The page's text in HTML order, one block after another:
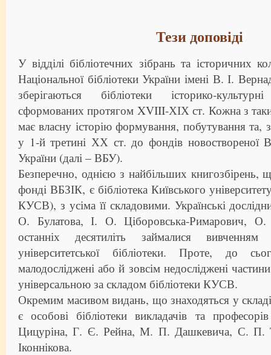
Тези доповіді
У відділі бібліотечних зібрань та історичних
Національної бібліотеки України імені В. І.
зберігаються бібліотеки історико-
сформованих протягом XVIII-ХІХ ст. Кожна з
має власну історію формування, побутування
у 1-й третині ХХ ст. до фондів новоствореної
України (далі – ВБУ).
Безперечно, однією з найбільших книгозбірень,
фонді ВБЗІК, є бібліотека Київського
КУСВ), з усіма її складовими. Українські
О. Булатова, І. О. Ціборовська-Римарович,
останніх десятиліть займалися
університетської бібліотеки. Проте, до
малодосліджені або й зовсім недосліджені
універсальною за складом бібліотеки КУСВ.
Окремим масивом видань, що знаходяться у
є особові бібліотеки викладачів та
Цицуріна, Г. Є. Рейна, М. П. Дашкевича, С. П.
Іконнікова.